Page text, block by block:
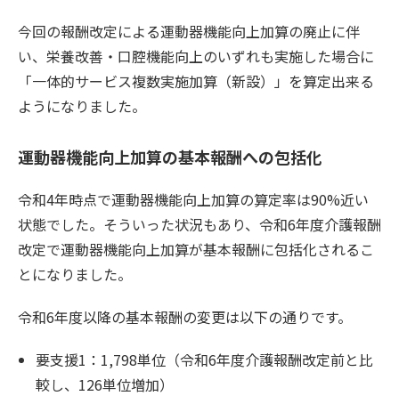
今回の報酬改定による運動器機能向上加算の廃止に伴
い、栄養改善・口腔機能向上のいずれも実施した場合に
「一体的サービス複数実施加算（新設）」を算定出来る
ようになりました。
運動器機能向上加算の基本報酬への包括化
令和4年時点で運動器機能向上加算の算定率は90%近い
状態でした。そういった状況もあり、令和6年度介護報酬
改定で運動器機能向上加算が基本報酬に包括化されるこ
とになりました。
令和6年度以降の基本報酬の変更は以下の通りです。
要支援1：1,798単位（令和6年度介護報酬改定前と比
較し、126単位増加）